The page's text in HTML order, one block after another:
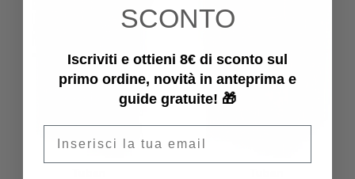
SCONTO
Iscriviti e ottieni 8€ di sconto sul
primo ordine, novità in anteprima e
guide gratuite! 🎁